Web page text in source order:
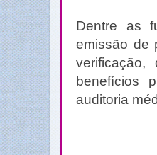
Dentre as
emissão de
benefícios
auditoria